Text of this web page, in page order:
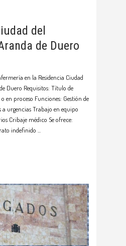
del
de Duero
en la Residencia Ciudad
Duero Requisitos: Título de
en proceso Funciones: Gestión de
urgencias Trabajo en equipo
Cribaje médico Se ofrece:
indefinido